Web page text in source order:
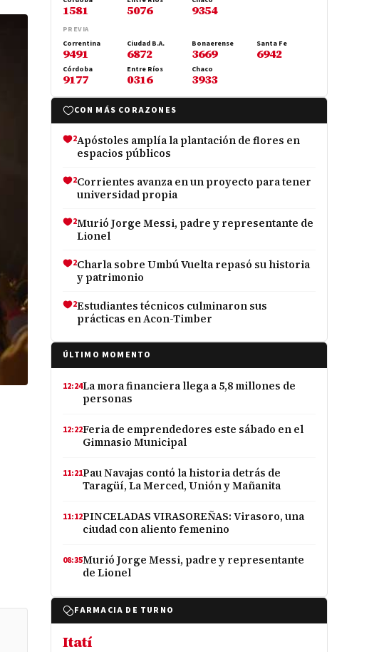
1581 5076 9354
PREVIA
Correntina
9491
Ciudad B.A.
6872
Bonaerense
3669
Santa Fe
6942
Córdoba
9177
Entre Ríos
0316
Chaco
3933
CON MÁS CORAZONES
2Apóstoles amplía la plantación de flores en
espacios públicos
2Corrientes avanza en un proyecto para tener
universidad propia
2Murió Jorge Messi, padre y representante de
Lionel
2Charla sobre Umbú Vuelta repasó su historia
y patrimonio
2Estudiantes técnicos culminaron sus
prácticas en Acon-Timber
ÚLTIMO MOMENTO
12:24La mora financiera llega a 5,8 millones de
personas
12:22Feria de emprendedores este sábado en el
Gimnasio Municipal
11:21Pau Navajas contó la historia detrás de
Taragüí, La Merced, Unión y Mañanita
11:12PINCELADAS VIRASOREÑAS: Virasoro, una
ciudad con aliento femenino
08:35Murió Jorge Messi, padre y representante
de Lionel
FARMACIA DE TURNO
Itatí